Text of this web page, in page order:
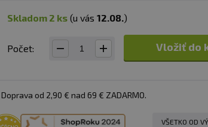
skladom 2 ks (u vás 12.08.)
Počet: Vložiť do
Doprava od 2,90 € nad 69 € ZADARMO.
VŠETKO OD